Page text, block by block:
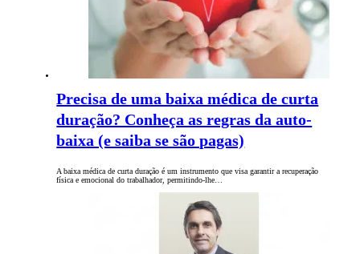
Precisa de uma baixa médica de curta
duração? Conheça as regras da auto-
baixa (e saiba se são pagas)
A baixa médica de curta duração é um instrumento que visa garantir a recuperação
física e emocional do trabalhador, permitindo-lhe…